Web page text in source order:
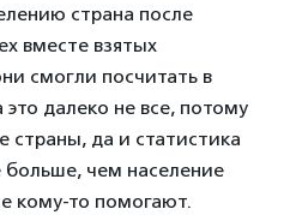
страна после
вместе взятых
смогли посчитать в
далеко не все, потому
страны, да и статистика
чем население
кому-то помогают.